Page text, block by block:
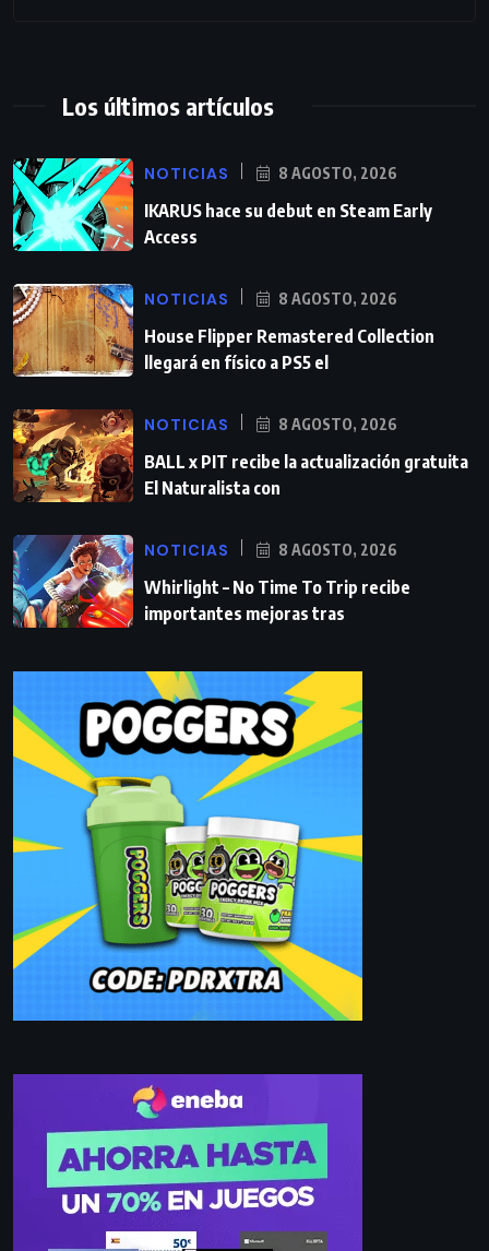
Los últimos artículos
NOTICIAS 8 AGOSTO, 2026
IKARUS hace su debut en Steam Early
Access
NOTICIAS 8 AGOSTO, 2026
House Flipper Remastered Collection
llegará en físico a PS5 el
NOTICIAS 8 AGOSTO, 2026
BALL x PIT recibe la actualización gratuita
El Naturalista con
NOTICIAS 8 AGOSTO, 2026
Whirlight – No Time To Trip recibe
importantes mejoras tras